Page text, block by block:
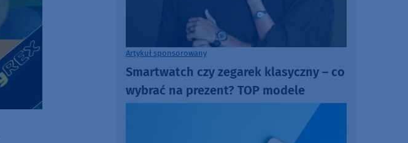
Artykuł sponsorowany
Smartwatch czy zegarek klasyczny – co
wybrać na prezent? TOP modele